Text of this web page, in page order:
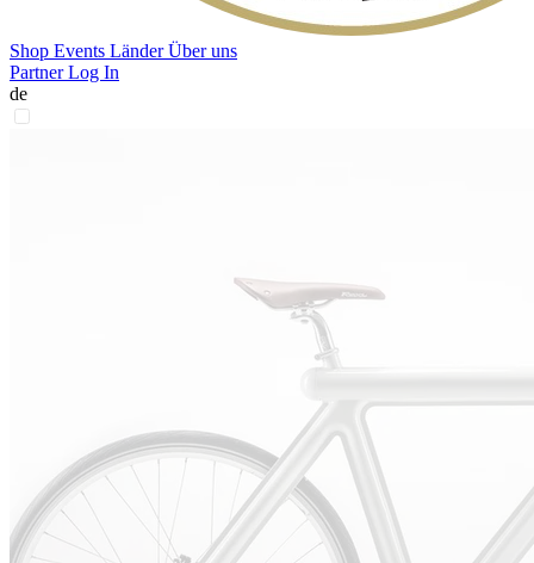
Shop Events LänderÜber uns
Partner Log In
de